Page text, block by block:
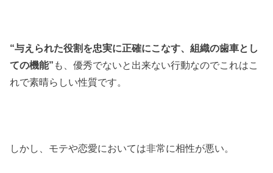
“与えられた役割を忠実に正確にこなす、組織の歯車とし
ての機能” も、優秀でないと出来ない行動なのでこれはこ
れで素晴らしい性質です。
しかし、モテや恋愛においては非常に相性が悪い。